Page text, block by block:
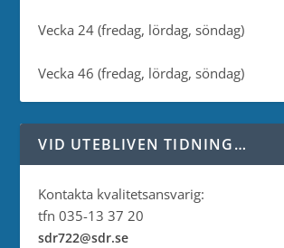
Vecka 24 (fredag, lördag, söndag)
Vecka 46 (fredag, lördag, söndag)
VID UTEBLIVEN TIDNING…
Kontakta kvalitetsansvarig:
tfn 035-13 37 20
sdr722@sdr.se